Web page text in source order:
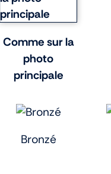
Comme sur la
photo
principale
Bronzé